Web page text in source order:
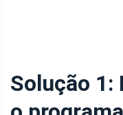
Solução 1: